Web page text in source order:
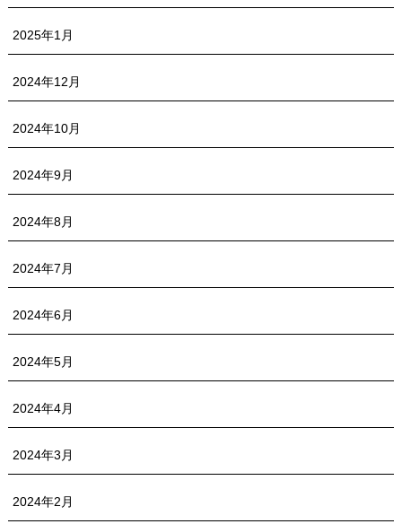
2025年1月
2024年12月
2024年10月
2024年9月
2024年8月
2024年7月
2024年6月
2024年5月
2024年4月
2024年3月
2024年2月